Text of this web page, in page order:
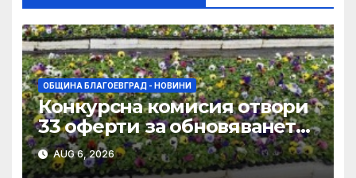
ОБЩИНА БЛАГОЕВГРАД - НОВИНИ
Конкурсна комисия отвори
33 оферти за обновяването
на дворовете на 11 училища
в Благоевград
AUG 6, 2026